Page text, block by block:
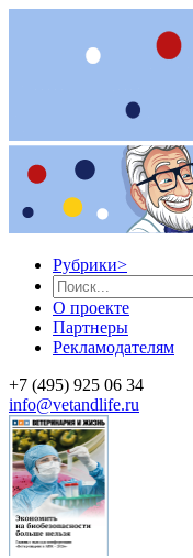
Рубрики>
О проекте
Партнеры
Рекламодателям
+7 (495) 925 06 34
info@vetandlife.ru